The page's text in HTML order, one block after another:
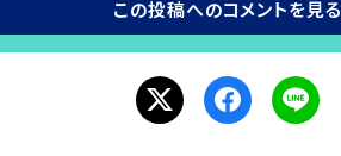
この投稿へのコメントを見る